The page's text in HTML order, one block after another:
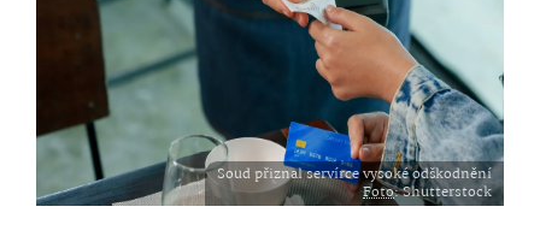
Soud přiznal servírce vysoké odškodnění
Foto: Shutterstock